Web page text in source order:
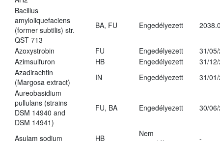
Bacillus
amyloliquefaciens
(former subtilis) str.
QST 713
BA, FU Engedélyezett
Azoxystrobin FU Engedélyezett
31/
Azimsulfuron
HB Engedélyezett
31/
Azadirachtin
(Margosa extract)
IN Engedélyezett
31/
Aureobasidium
pullulans (strains
DSM 14940 and
DSM 14941)
FU, BA Engedélyezett 30/
Asulam sodium HB
Nem
-